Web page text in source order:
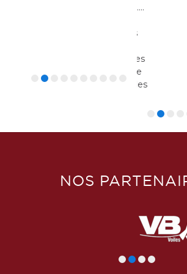
micro
rétabli les différences des
NOS